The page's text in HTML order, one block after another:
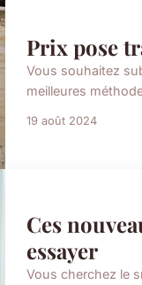
Prix pose
Vous souhaitez
meilleures
19 août 2024
Ces
essayer
Vous cherchez le